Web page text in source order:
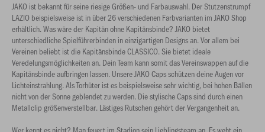
JAKO ist bekannt für seine riesige Größen- und Farbauswahl. Der Stutzenstrumpf
LAZIO beispielsweise ist in über 26 verschiedenen Farbvarianten im JAKO Shop
erhältlich. Was wäre der Kapitän ohne Kapitänsbinde? JAKO bietet
unterschiedliche Spielführerbinden in einzigartigen Designs an. Vor allem bei
Vereinen beliebt ist die Kapitänsbinde CLASSICO. Sie bietet ideale
Veredelungsmöglichkeiten an. Dein Team kann somit das Vereinswappen auf die
Kapitänsbinde aufbringen lassen. Unsere JAKO Caps schützen deine Augen vor
Lichteinstrahlung. Als Torhüter ist es beispielsweise sehr wichtig, bei hohen Bällen
nicht von der Sonne geblendet zu werden. Die stylische Caps sind durch einen
Metallclip größenverstellbar. Lästiges Rutschen gehört der Vergangenheit an.